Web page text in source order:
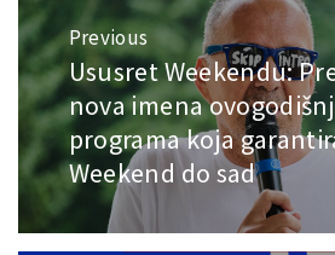
Post
navigation
Previous
Previous
post:
Ususret Weekendu:
nova imena
programa koja
Weekend do sad